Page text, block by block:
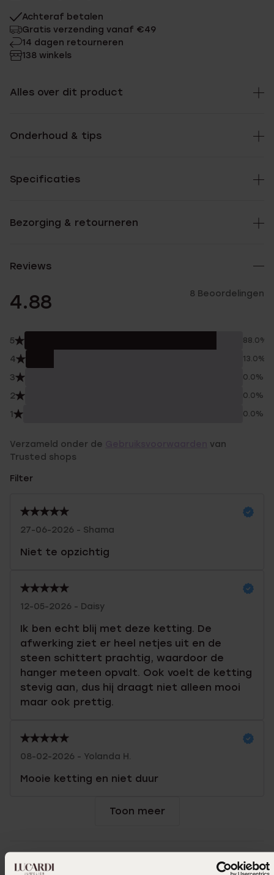
Achteraf betalen
Gratis verzending vanaf €49
14 dagen retourneren
138 winkels
Alles over dit product
Onderhoud & tips
Specificaties
Bezorging & retourneren
Reviews
4.88 8 Beoordelingen
5 88.0%
4 13.0%
3 0.0%
2 0.0%
1 0.0%
Verzameld onder de
van
Trusted shops
Filter
27-06-2026 - Shama
Niet te opzichtig
12-05-2026 - Daisy
Ik ben echt blij met deze ketting. De
afwerking ziet er heel netjes uit en de
steen schittert prachtig, waardoor de
hanger meteen opvalt. Ook voelt de ketting
stevig aan, dus hij draagt niet alleen mooi
maar ook prettig.
08-02-2026 - Yolanda H.
Mooie ketting en niet duur
Toon meer